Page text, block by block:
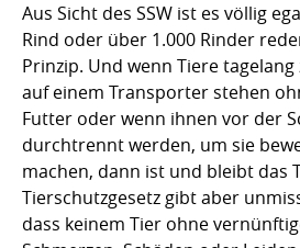
Aus Sicht des SSW ist es völlig
Rind oder über 1.000 Rinder
Prinzip. Und wenn Tiere
auf einem Transporter stehen
Futter oder wenn ihnen vor der
durchtrennt werden, um sie
machen, dann ist und bleibt das
Tierschutzgesetz gibt aber
dass keinem Tier ohne